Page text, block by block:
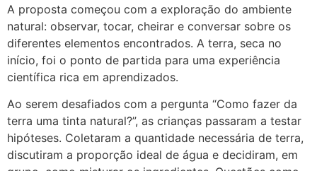
A proposta começou com a exploração do ambiente
natural: observar, tocar, cheirar e conversar sobre os
diferentes elementos encontrados. A terra, seca no
início, foi o ponto de partida para uma experiência
científica rica em aprendizados.
Ao serem desafiados com a pergunta “Como fazer da
terra uma tinta natural?”, as crianças passaram a testar
hipóteses. Coletaram a quantidade necessária de terra,
discutiram a proporção ideal de água e decidiram, em